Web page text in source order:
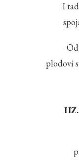
I
plodovi